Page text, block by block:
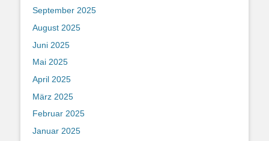
September 2025
August 2025
Juni 2025
Mai 2025
April 2025
März 2025
Februar 2025
Januar 2025